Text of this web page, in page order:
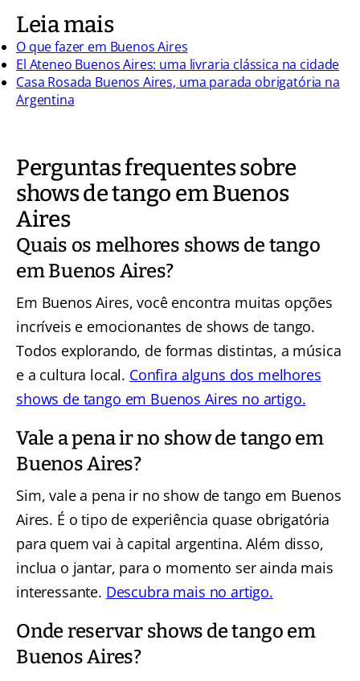
Leia mais
O que fazer em Buenos Aires
El Ateneo Buenos Aires: uma livraria clássica na cidade
Casa Rosada Buenos Aires, uma parada obrigatória na
Argentina
Perguntas frequentes sobre
shows de tango em Buenos
Aires
Quais os melhores shows de tango
em Buenos Aires?
Em Buenos Aires, você encontra muitas opções
incríveis e emocionantes de shows de tango.
Todos explorando, de formas distintas, a música
e a cultura local. Confira alguns dos melhores
shows de tango em Buenos Aires no artigo.
Vale a pena ir no show de tango em
Buenos Aires?
Sim, vale a pena ir no show de tango em Buenos
Aires. É o tipo de experiência quase obrigatória
para quem vai à capital argentina. Além disso,
inclua o jantar, para o momento ser ainda mais
interessante. Descubra mais no artigo.
Onde reservar shows de tango em
Buenos Aires?